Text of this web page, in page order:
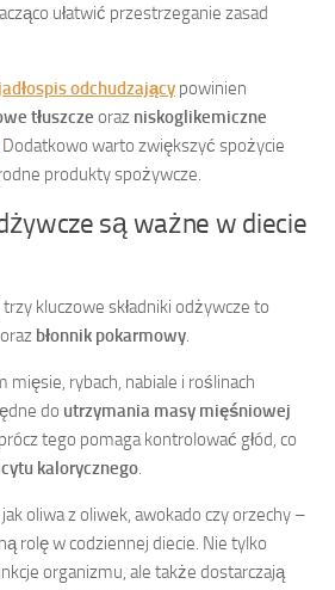
ułatwić przestrzeganie zasad
jadłospis odchudzający powinien
tłuszcze oraz niskoglikemiczne
Dodatkowo warto zwiększyć spożycie
produkty spożywcze.
są ważne w diecie
trzy kluczowe składniki odżywcze to
oraz błonnik pokarmowy.
mięsie, rybach, nabiale i roślinach
do utrzymania masy mięśniowej
tego pomaga kontrolować głód, co
kalorycznego.
oliwa z oliwek, awokado czy orzechy –
rolę w codziennej diecie. Nie tylko
organizmu, ale także dostarczają